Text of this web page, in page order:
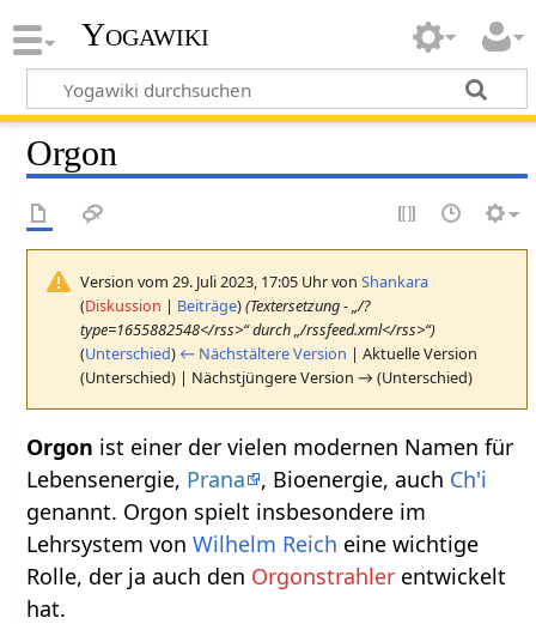
Yogawiki
Orgon
Version vom 29. Juli 2023, 17:05 Uhr vonShankara
(Diskussion | Beiträge)(Textersetzung - „/?
type=1655882548</rss>“ durch „/rssfeed.xml</rss>“)
(Unterschied) ← Nächstältere Version | Aktuelle Version
(Unterschied) | Nächstjüngere Version → (Unterschied)
Orgon ist einer der vielen modernen Namen für
Lebensenergie, Prana , Bioenergie, auch Ch'i
genannt. Orgon spielt insbesondere im
Lehrsystem vonWilhelm Reich eine wichtige
Rolle, der ja auch den Orgonstrahler entwickelt
hat.